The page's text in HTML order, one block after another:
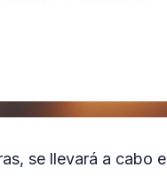
se llevará a cabo